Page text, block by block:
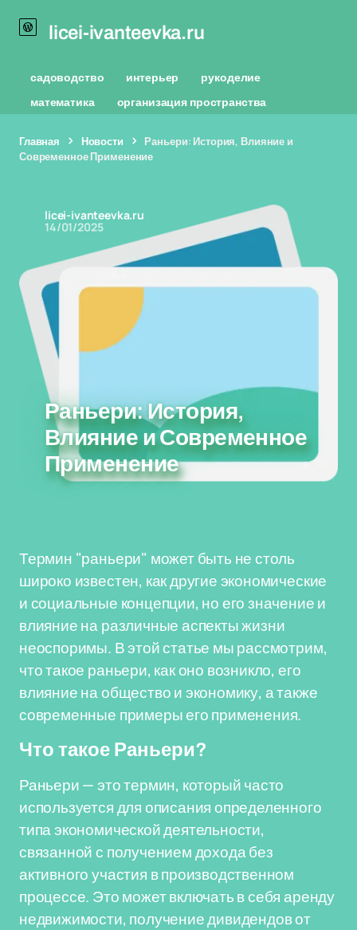
licei-ivanteevka.ru
садоводство интерьер
рукоделие
математика
организация пространства
Главная Новости
Раньери: История, Влияние и
Современное Применение
licei-ivanteevka.ru
14/01/2025
Раньери: История,
Влияние и Современное
Применение
Термин "раньери" может быть не столь
широко известен, как другие экономические
и социальные концепции, но его значение и
влияние на различные аспекты жизни
неоспоримы. В этой статье мы рассмотрим,
что такое раньери, как оно возникло, его
влияние на общество и экономику, а также
современные примеры его применения.
Что такое Раньери?
Раньери — это термин, который часто
используется для описания определенного
типа экономической деятельности,
связанной с получением дохода без
активного участия в производственном
процессе. Это может включать в себя аренду
недвижимости, получение дивидендов от